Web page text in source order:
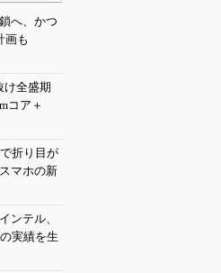
へ、かつ
画も
け全盛期
コア＋
折り目が
マホの新
ンテル、
実績を生